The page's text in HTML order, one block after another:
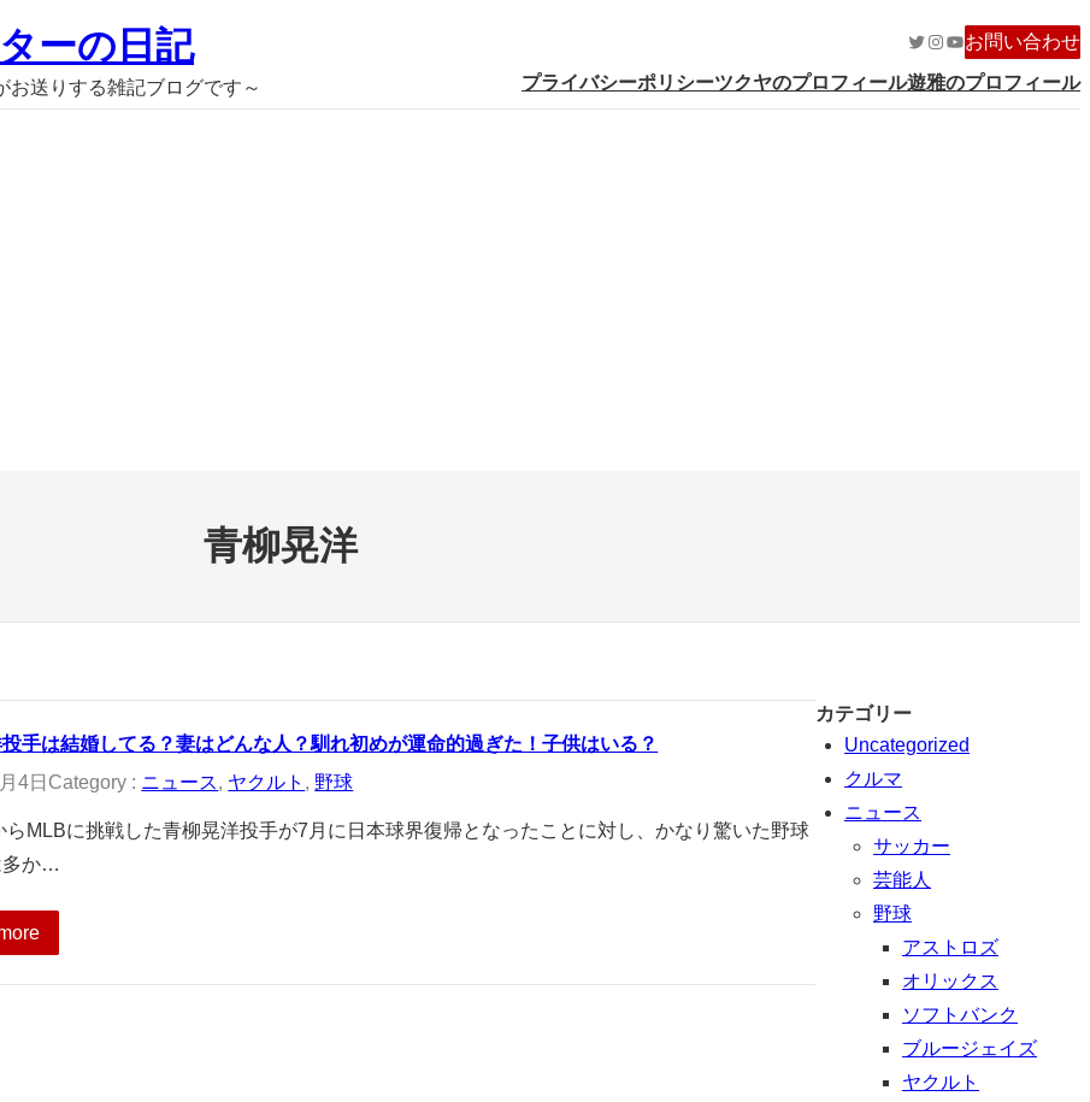
ーの日記
お送りする雑記ブログです～
Twitter
Instagram
YouTube
お問い合わせ
プライバシーポリシーツクヤのプロフィール遊雅のプロフィール
青柳晃洋
手は結婚してる？妻はどんな人？馴れ初めが運命的過ぎた！子供はいる？
4日 Category : ニュース, ヤクルト , 野球
らMLBに挑戦した青柳晃洋投手が7月に日本球界復帰となったことに対し、かなり驚いた野球
多か…
カテゴリー
Uncategorized
クルマ
ニュース
サッカー
芸能人
野球
アストロズ
オリックス
ソフトバンク
ブルージェイズ
ヤクルト